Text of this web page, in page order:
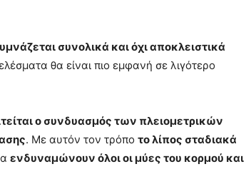
συνολικά και όχι αποκλειστικά
θα είναι πιο εμφανή σε λιγότερο
ο συνδυασμός των πλειομετρικών
. Με αυτόν τον τρόπο το λίπος σταδιακά
ενδυναμώνουν όλοι οι μύες του κορμού και